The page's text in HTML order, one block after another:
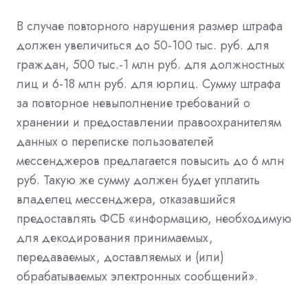
В случае повторного нарушения размер штрафа
должен увеличиться до 50-100 тыс. руб. для
граждан, 500 тыс.-1 млн руб. для должностных
лиц и 6-18 млн руб. для юрлиц. Сумму штрафа
за повторное невыполнение требований о
хранении и предоставлении правоохранителям
данных о переписке пользователей
мессенджеров предлагается повысить до 6 млн
руб. Такую же сумму должен будет уплатить
владелец мессенджера, отказавшийся
предоставлять ФСБ «информацию, необходимую
для декодирования принимаемых,
передаваемых, доставляемых и (или)
обрабатываемых электронных сообщений».